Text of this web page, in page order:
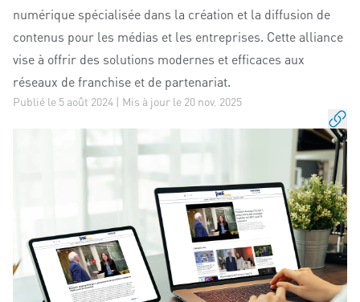
numérique spécialisée dans la création et la diffusion de
contenus pour les médias et les entreprises. Cette alliance
vise à offrir des solutions modernes et efficaces aux
réseaux de franchise et de partenariat.
Publié le 5 août 2024 | Mis à jour le 20 nov. 2025